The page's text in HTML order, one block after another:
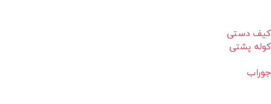
کیف دستی
کوله پشتی
جوراب